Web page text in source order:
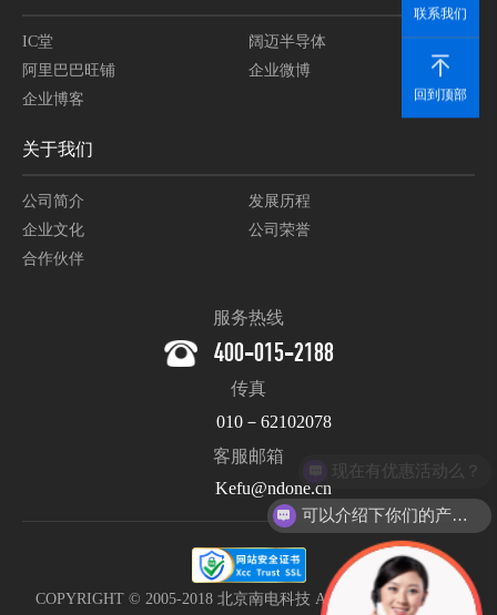
IC堂
阔迈半导体
阿里巴巴旺铺
企业微博
企业博客
关于我们
公司简介
发展历程
企业文化
公司荣誉
合作伙伴
服务热线
400-015-2188
传真
010－62102078
客服邮箱
Kefu@ndone.cn
COPYRIGHT © 2005-2018 北京南电科技 All Rights Reserved. |
联系我们
回到顶部
可以介绍下你们的产品么？
现在有优惠活动么？